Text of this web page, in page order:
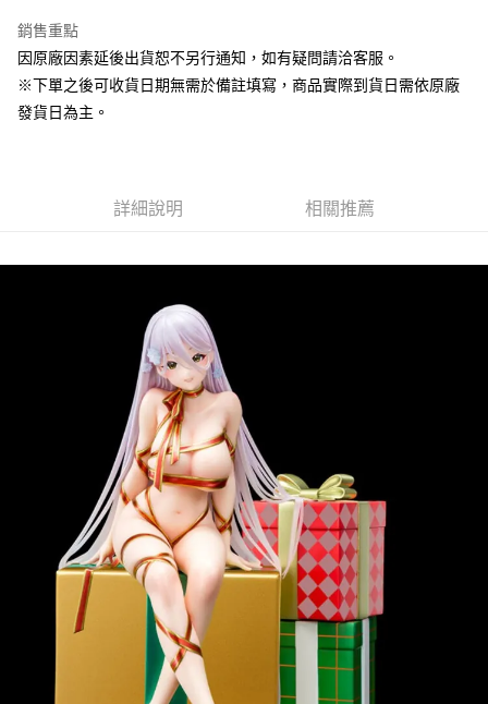
2.付款方式選擇「大哥付你分期」，訂單成立後會自動跳轉到大哥付的交易
流程，驗證手機門號後，選擇欲分期的期數、繳款截止日，確認付款後即完
成交易。
3.實際核准額度、可分期數及費用金額請依後續交易確認頁面所載為準。
4.訂單成立30分鐘內，如未前往確認交易或遇審核未通過，訂單將自動取
1.本服務係由「台灣大哥大股份有限公司」（以下簡稱本公司）所提供，讓
用戶於交易時，得透過本服務購買商品或服務，並由商店將買賣／分期付款
買賣價金債權讓與本公司後，依約使用本公司帳單繳交帳款。
2.基於同意付款使用「大哥付你分期」之契約關係目的，商店將以您的個人
資料（包含姓名、電話或地址）提供予台灣大哥大進項蒐集、處理及利用，
由本公司與您本人進行分期帳單所需資料之確認、核對及更正。
3.完整用戶服務條款，請詳閱以下連結：
運送方式
預購-付款後全家取貨(舊)
每筆NT$90，滿NT$3,000(含以上)免運費
每筆NT$120，滿NT$3,000(含以上)免運費
每筆NT$160，滿NT$3,000(含以上)免運費
東海門市自取，需自備購物袋取貨唷。
銷售重點
因原廠因素延後出貨恕不另行通知，如有疑問請洽客服。
※下單之後可收貨日期無需於備註填寫，商品實際到貨日需依原廠
發貨日為主。
詳細說明 相關推薦